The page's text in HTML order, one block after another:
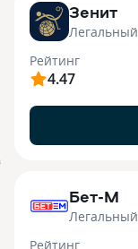
Зенит
Легальный
Рейтинг
4.47
Бет-М
Легальный
Рейтинг